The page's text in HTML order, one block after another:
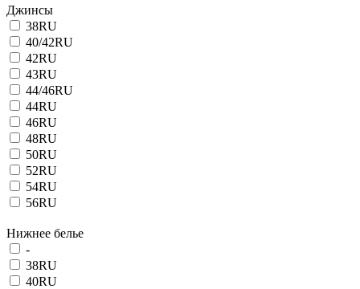
Джинсы
38RU
40/42RU
42RU
43RU
44/46RU
44RU
46RU
48RU
50RU
52RU
54RU
56RU
Нижнее белье
-
38RU
40RU